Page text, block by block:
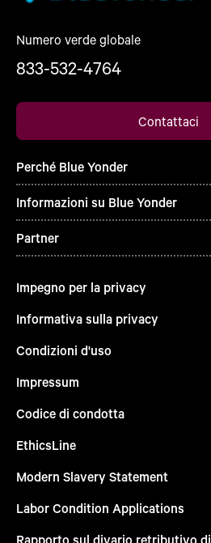
Numero verde globale
833-532-4764
Contattaci
Perché Blue Yonder
Informazioni su Blue Yonder
Partner
Impegno per la privacy
Informativa sulla privacy
Condizioni d'uso
Impressum
Codice di condotta
EthicsLine
Modern Slavery Statement
Labor Condition Applications
Rapporto sul divario retributivo di